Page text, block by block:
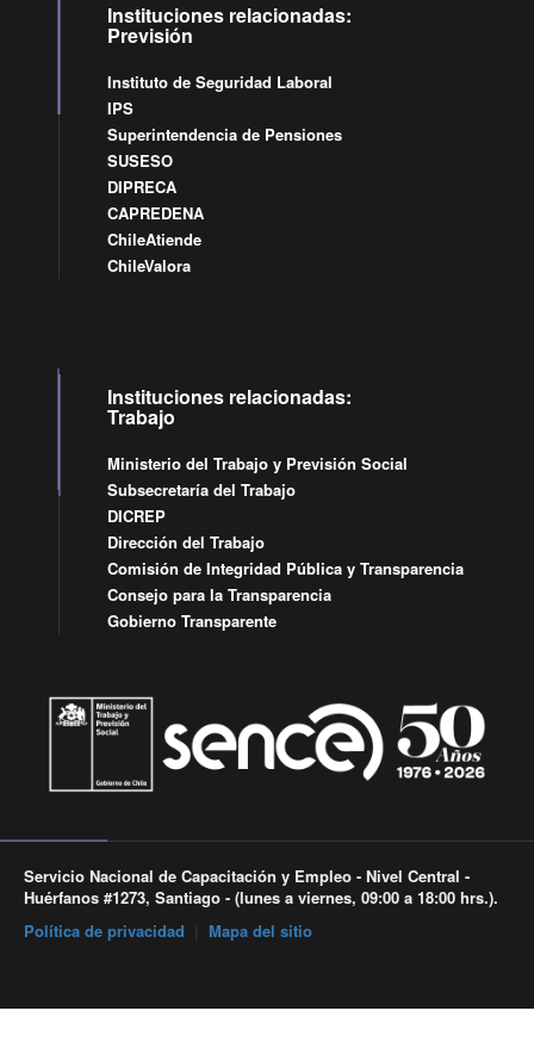
Instituciones relacionadas:
Previsión
Instituto de Seguridad Laboral
IPS
Superintendencia de Pensiones
SUSESO
DIPRECA
CAPREDENA
ChileAtiende
ChileValora
Instituciones relacionadas:
Trabajo
Ministerio del Trabajo y Previsión Social
Subsecretaría del Trabajo
DICREP
Dirección del Trabajo
Comisión de Integridad Pública y Transparencia
Consejo para la Transparencia
Gobierno Transparente
Servicio Nacional de Capacitación y Empleo - Nivel Central -
Huérfanos #1273, Santiago - (lunes a viernes, 09:00 a 18:00 hrs.).
Política de privacidad
Mapa del sitio